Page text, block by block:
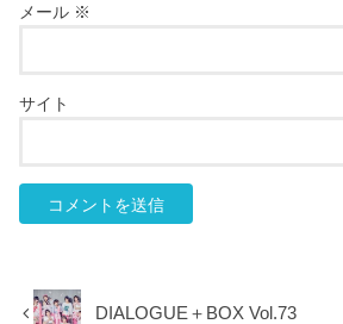
メール ※
サイト
DIALOGUE＋BOX Vol.73